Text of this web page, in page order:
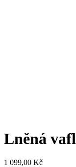
Lněná
1 099,00 Kč